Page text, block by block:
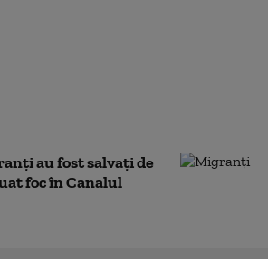
au fost salvați de
foc în Canalul